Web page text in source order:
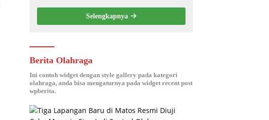
Disorot.
Selengkapnya
Berita Olahraga
Ini contoh widget dengan style gallery pada kategori
olahraga, anda bisa mengaturnya pada widget recent post
wpberita.